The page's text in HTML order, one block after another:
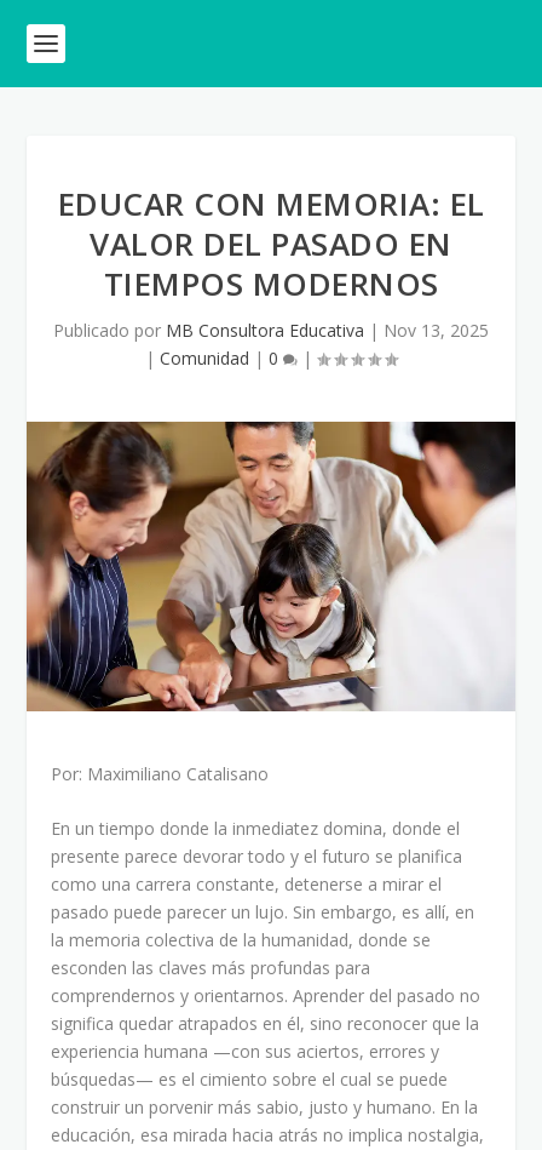
EDUCAR CON MEMORIA: EL
VALOR DEL PASADO EN
TIEMPOS MODERNOS
Publicado por MB Consultora Educativa | Nov 13, 2025
| Comunidad | 0 |
Por: Maximiliano Catalisano
En un tiempo donde la inmediatez domina, donde el
presente parece devorar todo y el futuro se planifica
como una carrera constante, detenerse a mirar el
pasado puede parecer un lujo. Sin embargo, es allí, en
la memoria colectiva de la humanidad, donde se
esconden las claves más profundas para
comprendernos y orientarnos. Aprender del pasado no
significa quedar atrapados en él, sino reconocer que la
experiencia humana —con sus aciertos, errores y
búsquedas— es el cimiento sobre el cual se puede
construir un porvenir más sabio, justo y humano. En la
educación, esa mirada hacia atrás no implica nostalgia,